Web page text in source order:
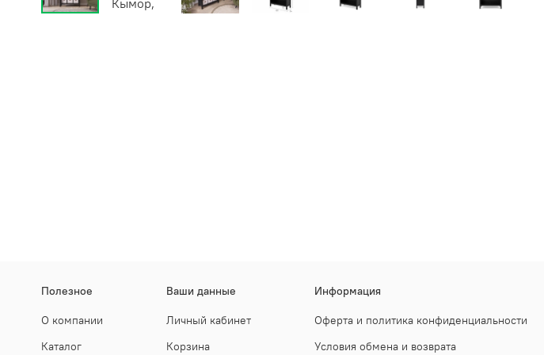
Полезное
О компании
Каталог
Ваши данные
Личный кабинет
Корзина
Информация
Оферта и политика конфиденциальности
Условия обмена и возврата